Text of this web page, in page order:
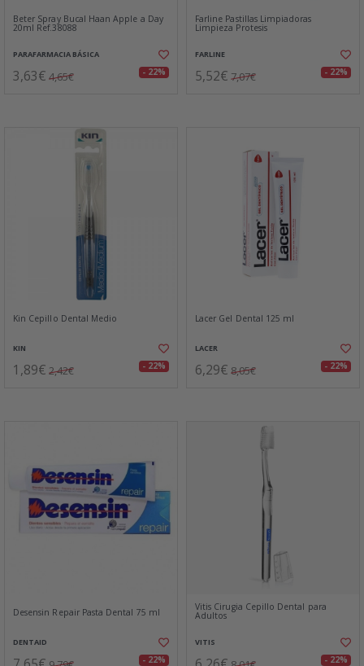
Beter Spray Bucal Haan Apple a Day
20ml Ref.38088
PARAFARMACIA BÁSICA
3,63€ 4,65€ - 22%
Farline Pastillas Limpiadoras
Limpieza Protesis
FARLINE
5,52€ 7,07€ - 22%
Kin Cepillo Dental Medio
KIN
1,89€ 2,42€ - 22%
Lacer Gel Dental 125 ml
LACER
6,29€ 8,05€ - 22%
Desensin Repair Pasta Dental 75 ml
DENTAID
- 22%
Vitis Cirugia Cepillo Dental para
Adultos
VITIS
- 22%